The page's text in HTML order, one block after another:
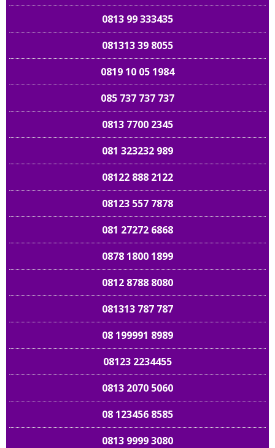
0813 99 333435
081313 39 8055
0819 10 05 1984
085 737 737 737
0813 7700 2345
081 323232 989
08122 888 2122
08123 557 7878
081 27272 6868
0878 1800 1899
0812 8788 8080
081313 787 787
08 199991 8989
08123 2234455
0813 2070 5060
08 123456 8585
0813 9999 3080